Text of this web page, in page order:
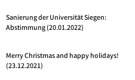
Sanierung der Universität Siegen:
Abstimmung (20.01.2022)
Merry Christmas and happy holidays!
(23.12.2021)